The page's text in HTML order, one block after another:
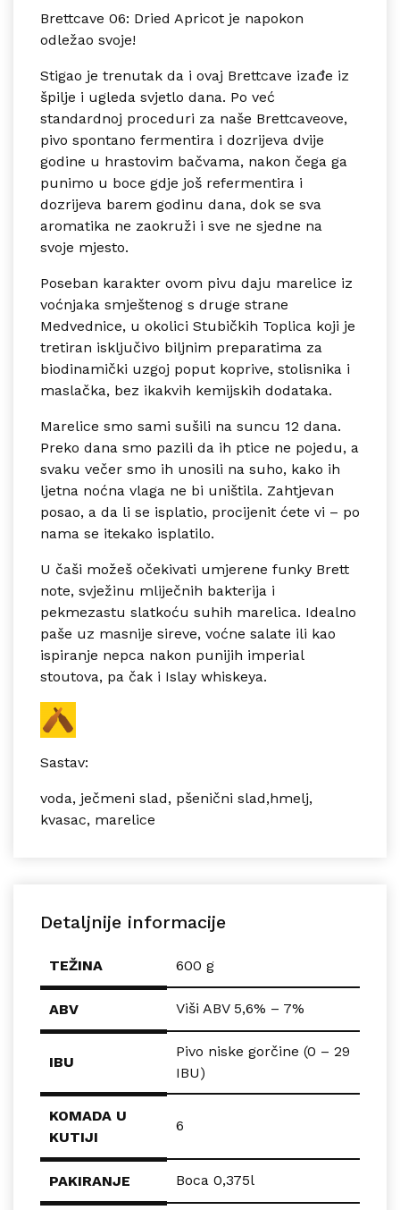
Brettcave 06: Dried Apricot je napokon
odležao svoje!
Stigao je trenutak da i ovaj Brettcave izađe iz
špilje i ugleda svjetlo dana. Po već
standardnoj proceduri za naše Brettcaveove,
pivo spontano fermentira i dozrijeva dvije
godine u hrastovim bačvama, nakon čega ga
punimo u boce gdje još refermentira i
dozrijeva barem godinu dana, dok se sva
aromatika ne zaokruži i sve ne sjedne na
svoje mjesto.
Poseban karakter ovom pivu daju marelice iz
voćnjaka smještenog s druge strane
Medvednice, u okolici Stubičkih Toplica koji je
tretiran isključivo biljnim preparatima za
biodinamički uzgoj poput koprive, stolisnika i
maslačka, bez ikakvih kemijskih dodataka.
Marelice smo sami sušili na suncu 12 dana.
Preko dana smo pazili da ih ptice ne pojedu, a
svaku večer smo ih unosili na suho, kako ih
ljetna noćna vlaga ne bi uništila. Zahtjevan
posao, a da li se isplatio, procijenit ćete vi – po
nama se itekako isplatilo.
U čaši možeš očekivati umjerene funky Brett
note, svježinu mliječnih bakterija i
pekmezastu slatkoću suhih marelica. Idealno
paše uz masnije sireve, voćne salate ili kao
ispiranje nepca nakon punijih imperial
stoutova, pa čak i Islay whiskeya.
Sastav:
voda, ječmeni slad, pšenični slad,hmelj,
kvasac, marelice
Detaljnije informacije
TEŽINA 600 g
ABV Viši ABV 5,6% – 7%
IBU
Pivo niske gorčine (0 – 29
IBU)
KOMADA U
KUTIJI
6
PAKIRANJE Boca 0,375l